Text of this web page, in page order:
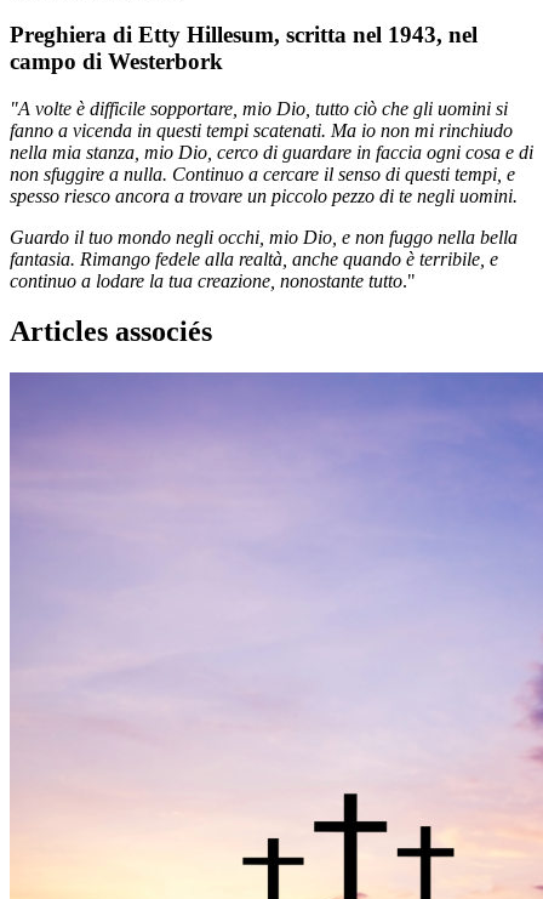
Preghiera di Etty Hillesum, scritta nel 1943, nel
campo di Westerbork
"A volte è difficile sopportare, mio Dio, tutto ciò che gli uomini si
fanno a vicenda in questi tempi scatenati. Ma io non mi rinchiudo
nella mia stanza, mio Dio, cerco di guardare in faccia ogni cosa e di
non sfuggire a nulla. Continuo a cercare il senso di questi tempi, e
spesso riesco ancora a trovare un piccolo pezzo di te negli uomini.
Guardo il tuo mondo negli occhi, mio Dio, e non fuggo nella bella
fantasia. Rimango fedele alla realtà, anche quando è terribile, e
continuo a lodare la tua creazione, nonostante tutto."
Articles associés